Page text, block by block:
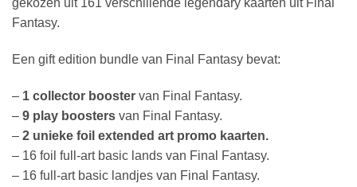
gekozen uit 161 verschillende legendary kaarten uit Final
Fantasy.
Een gift edition bundle van Final Fantasy bevat:
– 1 collector booster van Final Fantasy.
– 9 play boosters van Final Fantasy.
– 2 unieke foil extended art promo kaarten.
– 16 foil full-art basic lands van Final Fantasy.
– 16 full-art basic landjes van Final Fantasy.